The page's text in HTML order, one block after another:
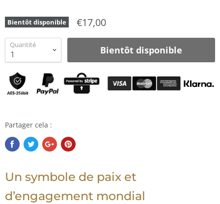
Bientôt disponible €17,00
Quantité Bientôt disponible
Partager cela :
Un symbole de paix et
d’engagement mondial